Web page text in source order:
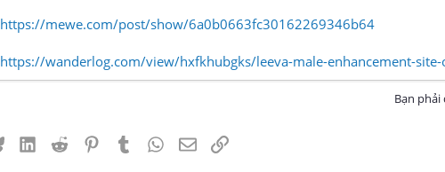
https://mewe.com/post/show/6a0b0663fc30162269346b64
https://wanderlog.com/view/hxfkhubgks/leeva-male-enhancement-
Bạn
BlueskyLinkedIn
Reddit PinterestTumblrWhatsApp
EmailLink